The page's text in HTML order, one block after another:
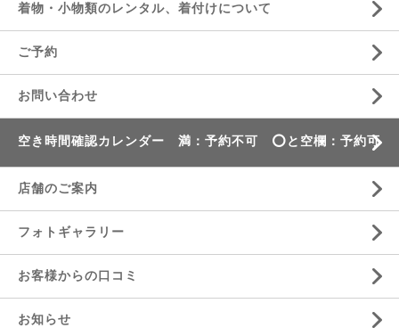
着物・小物類のレンタル、着付けについて
ご予約
お問い合わせ
空き時間確認カレンダー 満：予約不可 ⭕️と空欄：予約可
店舗のご案内
フォトギャラリー
お客様からの口コミ
お知らせ